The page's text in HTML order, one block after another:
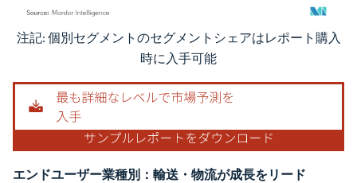
画像 © Mordor Intelligence。再利用にはCC BY 4.0の表示が必要です。
注記: 個別セグメントのセグメントシェアはレポート購入
時に入手可能
エンドユーザー業種別：輸送・物流が成長をリード